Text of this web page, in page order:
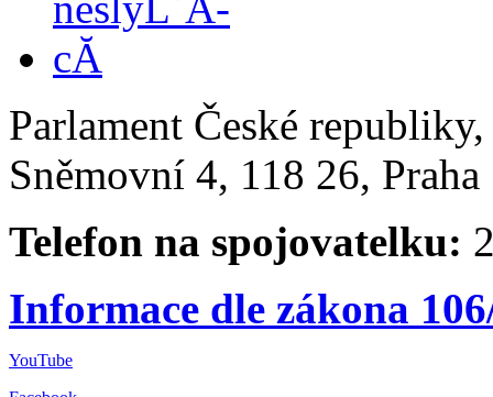
Parlament České
Sněmovní 4, 118 26,
Telefon na spojovatelku:
Informace dle zákona
YouTube